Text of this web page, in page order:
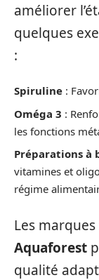
améliorer
quelques
:
Spiruline :
Oméga 3 :
les fonctions
Préparations à
vitamines et
régime
Les
Aquaforest
qualité